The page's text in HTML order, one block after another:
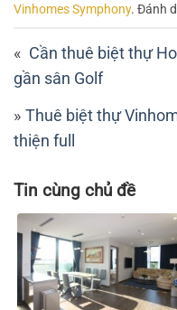
Vinhomes Symphony. Đánh
Cần thuê biệt thự
gần sân Golf
Thuê biệt thự
thiện full
Tin cùng chủ đề